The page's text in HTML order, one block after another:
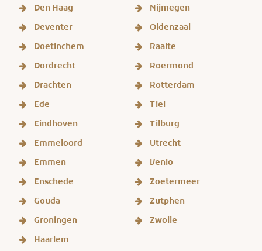
Den Haag
Deventer
Doetinchem
Dordrecht
Drachten
Ede
Eindhoven
Emmeloord
Emmen
Enschede
Gouda
Groningen
Haarlem
Nijmegen
Oldenzaal
Raalte
Roermond
Rotterdam
Tiel
Tilburg
Utrecht
Venlo
Zoetermeer
Zutphen
Zwolle